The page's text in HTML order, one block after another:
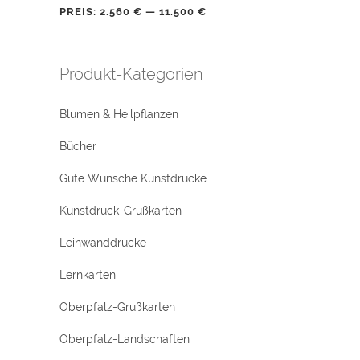
PREIS: 2.560 € — 11.500 €
Produkt-Kategorien
Blumen & Heilpflanzen
Bücher
Gute Wünsche Kunstdrucke
Kunstdruck-Grußkarten
Leinwanddrucke
Lernkarten
Oberpfalz-Grußkarten
Oberpfalz-Landschaften